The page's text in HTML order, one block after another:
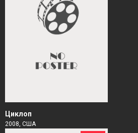
Циклоп
2008, США